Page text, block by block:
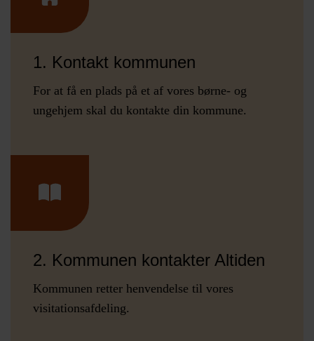
1. Kontakt kommunen
For at få en plads på et af vores børne- og
ungehjem skal du kontakte din kommune.
2. Kommunen kontakter Altiden
Kommunen retter henvendelse til vores
visitationsafdeling.